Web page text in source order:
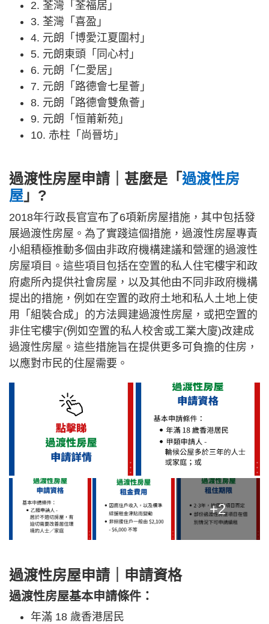
2. 荃灣「荃福居」
3. 荃灣「喜盈」
4. 元朗「博愛江夏圍村」
5. 元朗東頭「同心村」
6. 元朗「仁愛居」
7. 元朗「路德會七星薈」
8. 元朗「路德會雙魚薈」
9. 元朗「恒莆新苑」
10. 赤柱「尚晉坊」
過渡性房屋申請｜甚麼是「過渡性房
屋 」?
2018年行政長官宣布了6項新房屋措施，其中包括發
展過渡性房屋。為了實踐這個措施，過渡性房屋專責
小組積極推動多個由非政府機構建議和營運的過渡性
房屋項目。這些項目包括在空置的私人住宅樓宇和政
府處所內提供社會房屋，以及其他由不同非政府機構
提出的措施，例如在空置的政府土地和私人土地上使
用「組裝合成」的方法興建過渡性房屋，或把空置的
非住宅樓宇(例如空置的私人校舍或工業大廈)改建成
過渡性房屋。這些措施旨在提供更多可負擔的住房，
以應對市民的住屋需要。
+2
過渡性房屋申請｜申請資格
過渡性房屋基本申請條件：
年滿 18 歲香港居民